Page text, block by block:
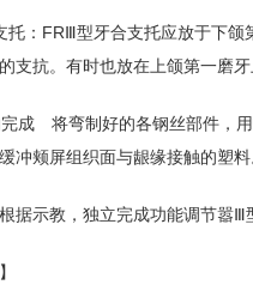
托：FRⅢ型牙合支托应放于下
支抗。有时也放在上颌第一磨
成 将弯制好的各钢丝部件，
冲颊屏组织面与龈缘接触的塑
根据示教，独立完成功能调节嚣